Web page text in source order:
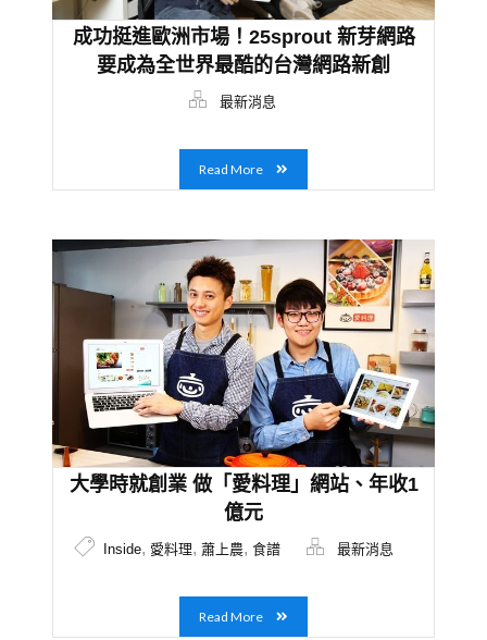
成功挺進歐洲市場！25sprout 新芽網路
要成為全世界最酷的台灣網路新創
最新消息
Read More
大學時就創業 做「愛料理」網站、年收1
億元
Inside, 愛料理, 蕭上農, 食譜 最新消息
Read More